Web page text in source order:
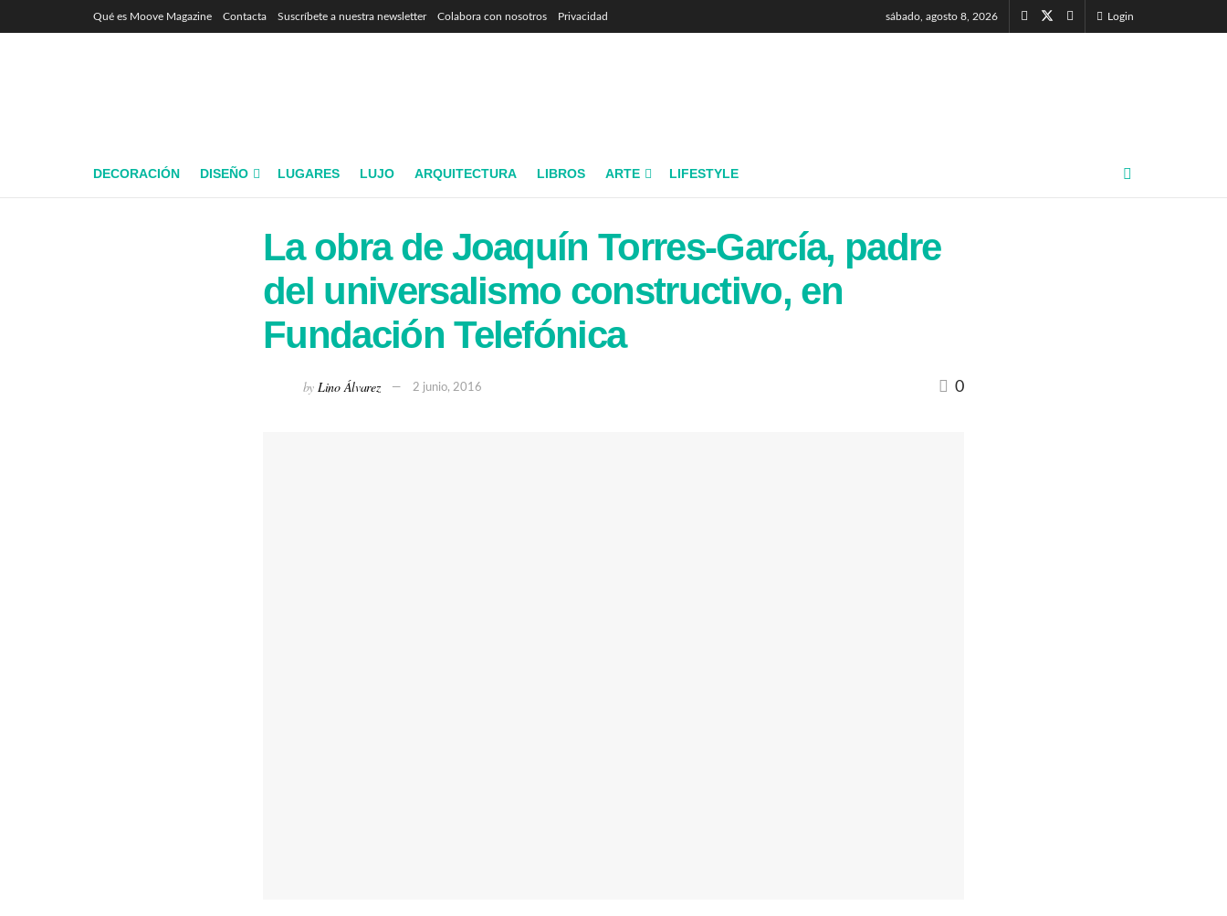
Qué es Moove Magazine Contacta Suscríbete a nuestra newsletter Colabora con nosotros Privacidad sábado, agosto 8, 2026 Login
DECORACIÓN DISEÑO LUGARES LUJO ARQUITECTURA LIBROS ARTE LIFESTYLE
La obra de Joaquín Torres-García, padre
del universalismo constructivo, en
Fundación Telefónica
by Lino Álvarez 2 junio, 2016 0